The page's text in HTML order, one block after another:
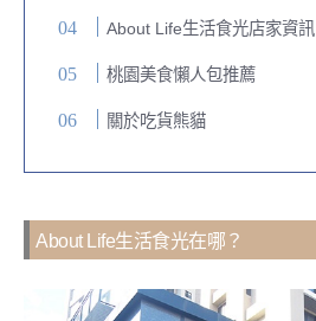
About Life生活食光店家資訊
桃園美食懶人包推薦
關於吃貨熊貓
About Life生活食光在哪？